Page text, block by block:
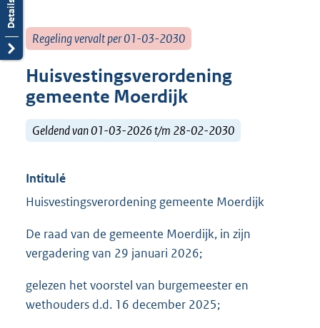
Regeling vervalt per 01-03-2030
Huisvestingsverordening
gemeente Moerdijk
Geldend van 01-03-2026 t/m 28-02-2030
Intitulé
Huisvestingsverordening gemeente Moerdijk
De raad van de gemeente Moerdijk, in zijn
vergadering van 29 januari 2026;
gelezen het voorstel van burgemeester en
wethouders d.d. 16 december 2025;